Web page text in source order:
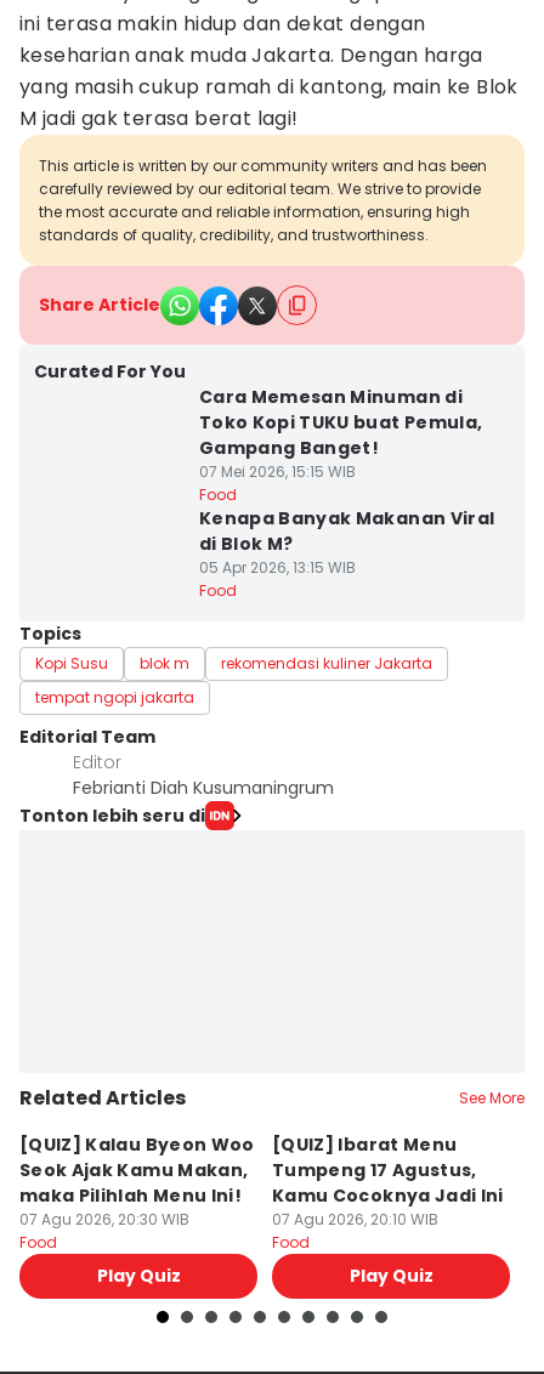
ini terasa makin hidup dan dekat dengan
keseharian anak muda Jakarta. Dengan harga
yang masih cukup ramah di kantong, main ke Blok
M jadi gak terasa berat lagi!
This article is written by our community writers and has been
carefully reviewed by our editorial team. We strive to provide
the most accurate and reliable information, ensuring high
standards of quality, credibility, and trustworthiness.
Share Article
Curated For You
Cara Memesan Minuman di
Toko Kopi TUKU buat Pemula,
Gampang Banget!
07 Mei 2026, 15:15 WIB
Food
Kenapa Banyak Makanan Viral
di Blok M?
05 Apr 2026, 13:15 WIB
Food
Topics
Kopi Susu blok m
rekomendasi kuliner Jakarta
tempat ngopi jakarta
Editorial Team
Editor
Febrianti Diah Kusumaningrum
Tonton lebih seru di
Related Articles See More
[QUIZ] Kalau Byeon Woo
Seok Ajak Kamu Makan,
maka Pilihlah Menu Ini!
07 Agu 2026, 20:30 WIB
Food
Play Quiz
[QUIZ] Ibarat Menu
Tumpeng 17 Agustus,
Kamu Cocoknya Jadi Ini
07 Agu 2026, 20:10 WIB
Food
Play Quiz